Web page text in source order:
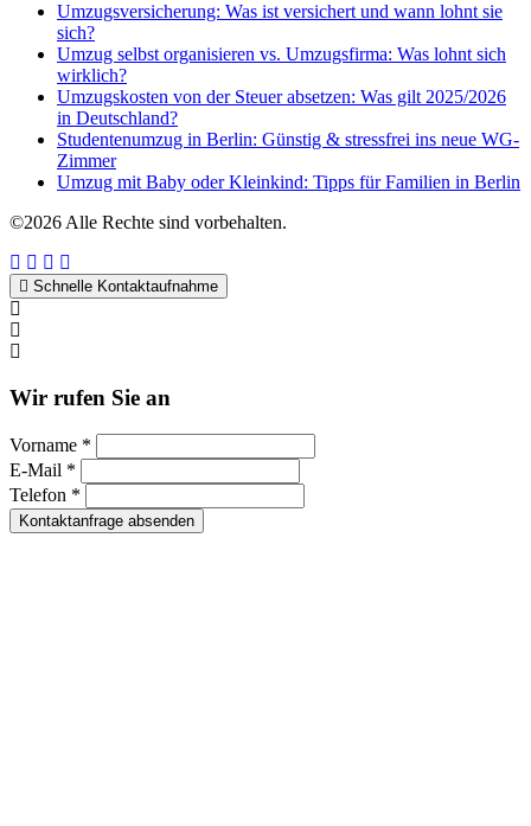
Umzugsversicherung: Was ist versichert und wann lohnt sie
sich?
Umzug selbst organisieren vs. Umzugsfirma: Was lohnt sich
wirklich?
Umzugskosten von der Steuer absetzen: Was gilt 2025/2026
in Deutschland?
Studentenumzug in Berlin: Günstig & stressfrei ins neue WG-
Zimmer
Umzug mit Baby oder Kleinkind: Tipps für Familien in Berlin
©2026 Alle Rechte sind vorbehalten.
Schnelle Kontaktaufnahme
Wir rufen Sie an
Vorname *
E-Mail *
Telefon *